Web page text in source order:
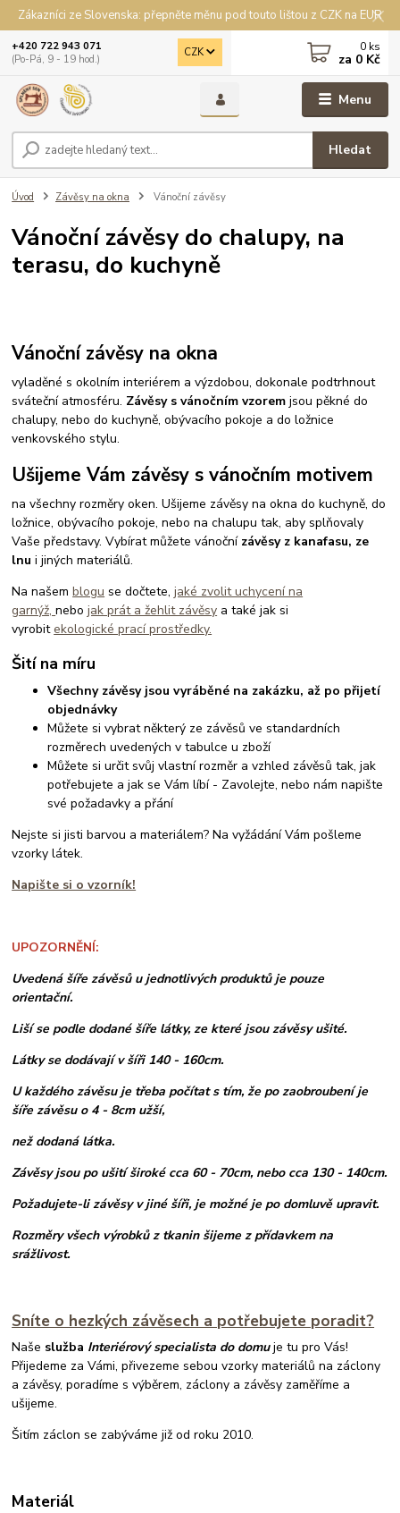
Zákazníci ze Slovenska: přepněte měnu pod touto lištou z CZK na EUR
Menu
CZK
Hledat
+420 722 943 071
(Po-Pá, 9 - 19 hod.)
0 ks
za 0 Kč
Úvod Závěsy na okna Vánoční závěsy
Vánoční závěsy do chalupy, na
terasu, do kuchyně
Vánoční závěsy na okna
vyladěné s okolním interiérem a výzdobou, dokonale podtrhnout
sváteční atmosféru. Závěsy s vánočním vzorem jsou pěkné do
chalupy, nebo do kuchyně, obývacího pokoje a do ložnice
venkovského stylu.
Ušijeme Vám závěsy s vánočním motivem
na všechny rozměry oken. Ušijeme závěsy na okna do kuchyně, do
ložnice, obývacího pokoje, nebo na chalupu tak, aby splňovaly
Vaše představy. Vybírat můžete vánoční závěsy z kanafasu, ze
lnu i jiných materiálů.
Na našemblogu se dočtete,jaké zvolit uchycení na
garnýž,nebojak prát a žehlit závěsy a také jak si
vyrobitekologické prací prostředky.
Šití na míru
Všechny závěsy jsou vyráběné na zakázku, až po přijetí
objednávky
Můžete si vybrat některý ze závěsů ve standardních
rozměrech uvedených v tabulce u zboží
Můžete si určit svůj vlastní rozměr a vzhled závěsů tak, jak
potřebujete a jak se Vám líbí - Zavolejte, nebo nám napište
své požadavky a přání
Nejste si jisti barvou a materiálem? Na vyžádání Vám pošleme
vzorky látek.
Napište si o vzorník!
UPOZORNĚNÍ:
Uvedená šíře závěsů u jednotlivých produktů je pouze
orientační.
Liší se podle dodané šíře látky, ze které jsou závěsy ušité.
Látky se dodávají v šíři 140 - 160cm.
U každého závěsu je třeba počítat s tím, že po zaobroubení je
šíře závěsu o 4 - 8cm užší,
než dodaná látka.
Závěsy jsou po ušití široké cca 60 - 70cm, nebo cca 130 - 140cm.
Požadujete-li závěsy v jiné šíři, je možné je po domluvě upravit.
Rozměry všech výrobků z tkanin šijeme z přídavkem na
srážlivost.
Sníte o hezkých závěsech a potřebujete poradit?
Naše služba Interiérový specialista do domuje tu pro Vás!
Přijedeme za Vámi, přivezeme sebou vzorky materiálů na záclony
a závěsy, poradíme s výběrem, záclony a závěsy zaměříme a
ušijeme.
Šitím záclon se zabýváme již od roku 2010.
Materiál